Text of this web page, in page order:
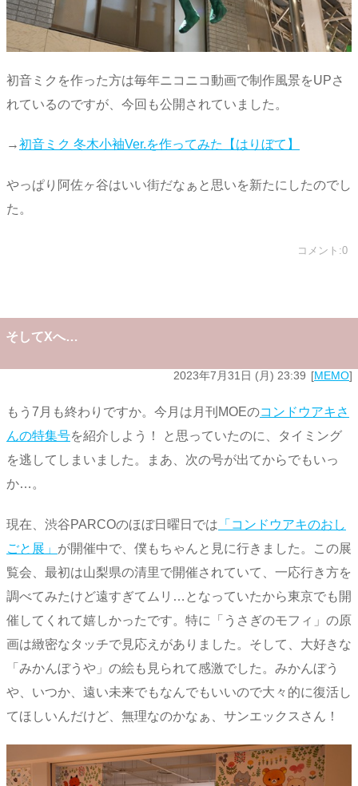
初音ミクを作った方は毎年ニコニコ動画で制作風景をUPさ
れているのですが、今回も公開されていました。
→初音ミク 冬木小袖Ver.を作ってみた【はりぼて】
やっぱり阿佐ヶ谷はいい街だなぁと思いを新たにしたのでし
た。
コメント:0
そしてXへ…
2023年7月31日 (月) 23:39 MEMO
もう7月も終わりですか。今月は月刊MOEのコンドウアキさ
んの特集号を紹介しよう！ と思っていたのに、タイミング
を逃してしまいました。まあ、次の号が出てからでもいっ
か…。
現在、渋谷PARCOのほぼ日曜日では 「コンドウアキのおし
ごと展」 が開催中で、僕もちゃんと見に行きました。この展
覧会、最初は山梨県の清里で開催されていて、一応行き方を
調べてみたけど遠すぎてムリ…となっていたから東京でも開
催してくれて嬉しかったです。特に「うさぎのモフィ」の原
画は緻密なタッチで見応えがありました。そして、大好きな
「みかんぼうや」の絵も見られて感激でした。みかんぼう
や、いつか、遠い未来でもなんでもいいので大々的に復活し
てほしいんだけど、無理なのかなぁ、サンエックスさん！